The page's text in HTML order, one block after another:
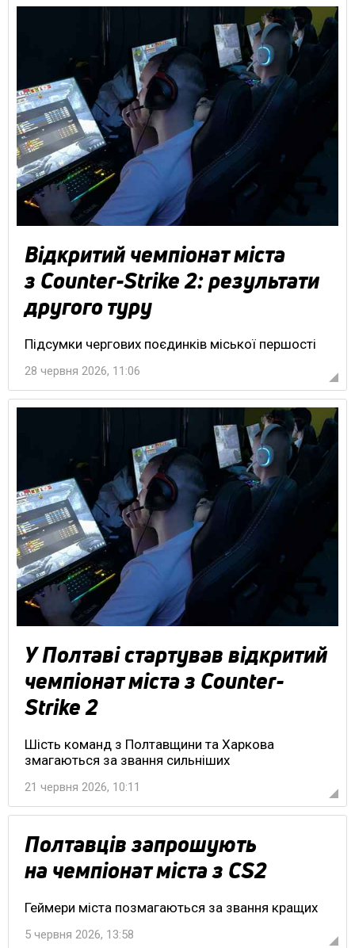
Відкритий чемпіонат міста
з Counter-Strike 2: результати
другого туру
Підсумки чергових поєдинків міської першості
28 червня 2026, 11:06
У Полтаві стартував відкритий
чемпіонат міста з Counter-
Strike 2
Шість команд з Полтавщини та Харкова
змагаються за звання сильніших
21 червня 2026, 10:11
Полтавців запрошують
на чемпіонат міста з CS2
Геймери міста позмагаються за звання кращих
5 червня 2026, 13:58